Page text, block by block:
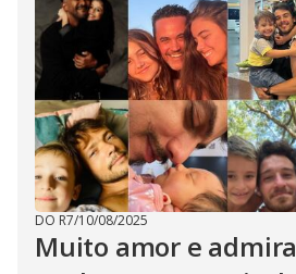
DO R7/10/08/2025
Muito amor e